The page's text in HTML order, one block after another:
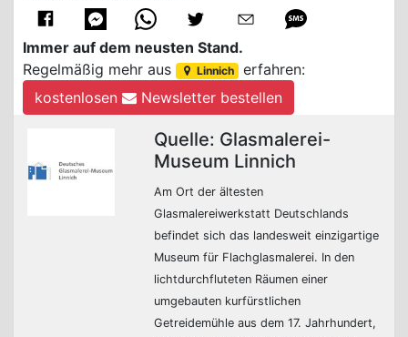
Immer auf dem neusten Stand.
Regelmäßig mehr aus
Linnich
erfahren:
kostenlosen
Newsletter bestellen
Quelle: Glasmalerei-
Museum Linnich
Am Ort der ältesten
Glasmalereiwerkstatt Deutschlands
befindet sich das landesweit einzigartige
Museum für Flachglasmalerei. In den
lichtdurchfluteten Räumen einer
umgebauten kurfürstlichen
Getreidemühle aus dem 17. Jahrhundert,